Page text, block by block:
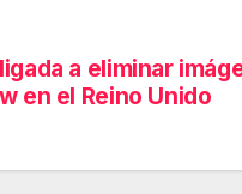
a eliminar
en el Reino Unido